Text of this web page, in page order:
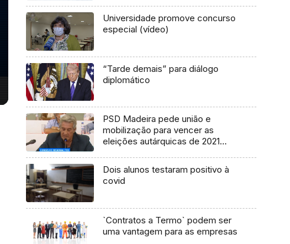
Universidade promove concurso
especial (vídeo)
“Tarde demais” para diálogo
diplomático
PSD Madeira pede união e
mobilização para vencer as
eleições autárquicas de 2021
Dois alunos testaram positivo à
covid
`Contratos a Termo` podem ser
uma vantagem para as empresas